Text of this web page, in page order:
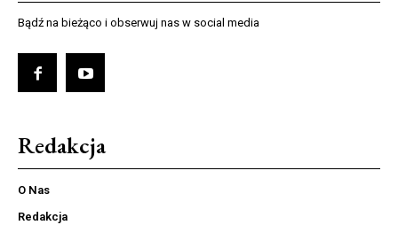
Bądź na bieżąco i obserwuj nas w social media
Redakcja
O Nas
Redakcja